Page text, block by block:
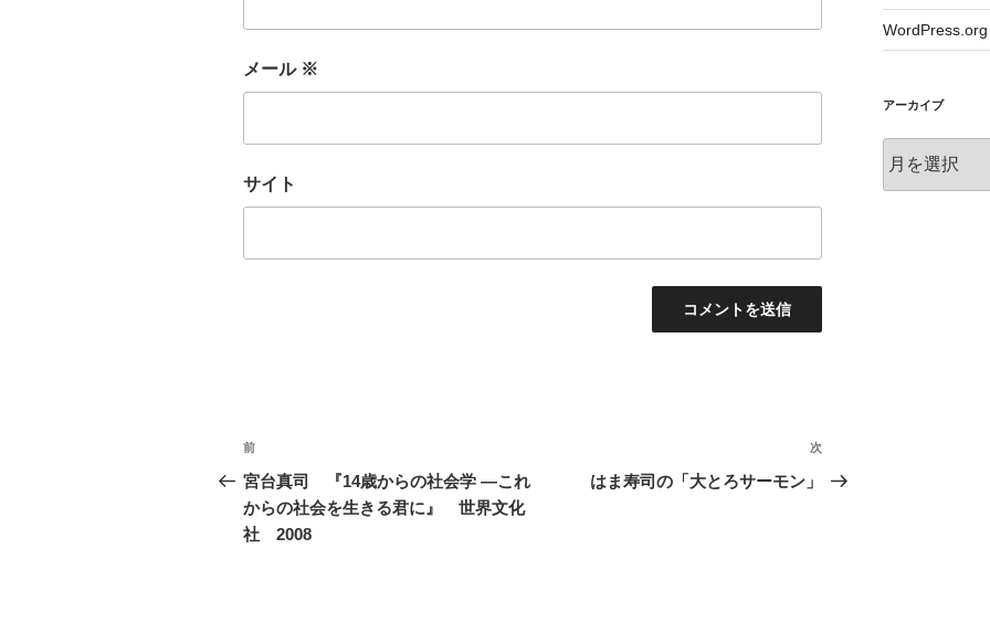
メール ※
サイト
投
稿
ナ
前
の
投
稿
前
宮台真司 『14歳からの社会学 ―これ
からの社会を生きる君に』 世界文化
社 2008
次
の
次
はま寿司の「大とろサーモン」
WordPress.org
アーカイブ
ー